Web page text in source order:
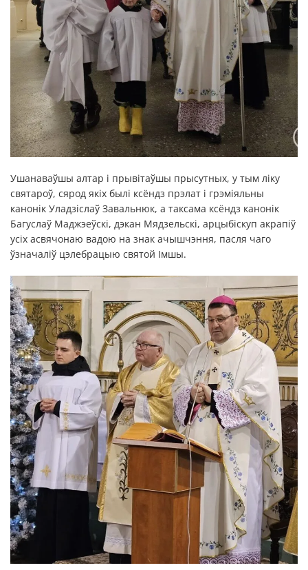
Ушанаваўшы алтар і прывітаўшы прысутных, у тым ліку
святароў, сярод якіх былі ксёндз прэлат і грэміяльны
канонік Уладзіслаў Завальнюк, а таксама ксёндз канонік
Багуслаў Маджэеўскі, дэкан Мядзельскі, арцыбіскуп акрапіў
усіх асвячонаю вадою на знак ачышчэння, пасля чаго
ўзначаліў цэлебрацыю святой Імшы.